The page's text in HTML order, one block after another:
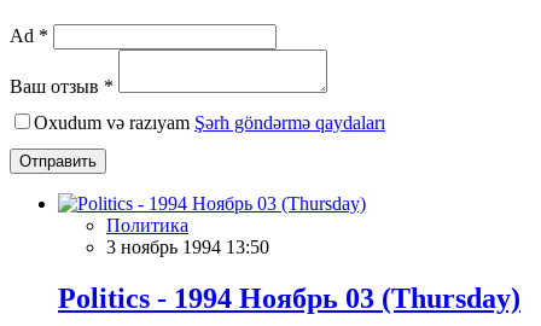
Ad *
Ваш отзыв *
Oxudum və razıyam Şərh göndərmə qaydaları
Отправить
Политика
3 ноябрь 1994 13:50
Politics - 1994 Ноябрь 03 (Thursday)